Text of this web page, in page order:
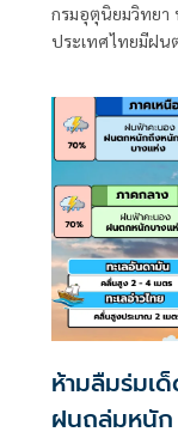
กรมอุตุนิยมวิทยา
ประเทศไทยมีฝน
ห้ามลืมร่มเ
ฝนถล่มหนั